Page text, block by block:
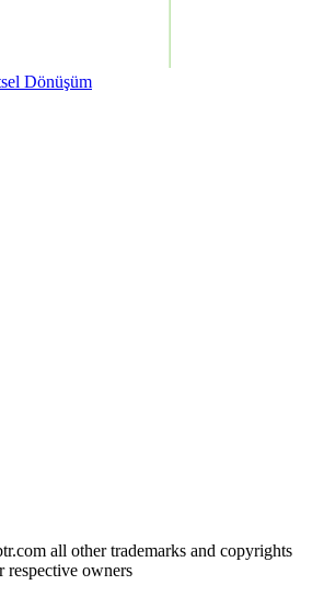
Dönüşüm
all other trademarks and copyrights
respective owners